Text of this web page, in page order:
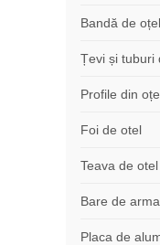
Bandă de
Țevi și tuburi
Profile din
Foi de otel
Teava de otel
Bare de
Placa de